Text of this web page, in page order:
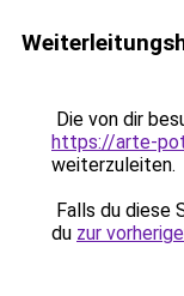
Die von dir
https://arte-
weiterzuleiten.
Falls du diese
du zur